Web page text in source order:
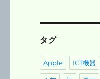
ン
タグ
Apple ICT機器